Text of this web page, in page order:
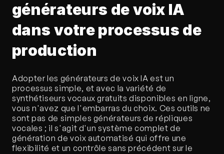
générateurs de voix IA
dans votre processus de
production
Adopter les générateurs de voix IA est un
processus simple, et avec la variété de
synthétiseurs vocaux gratuits disponibles en ligne,
vous n'avez que l'embarras du choix. Ces outils ne
sont pas de simples générateurs de répliques
vocales ; il s'agit d'un système complet de
génération de voix automatisé qui offre une
flexibilité et un contrôle sans précédent sur le